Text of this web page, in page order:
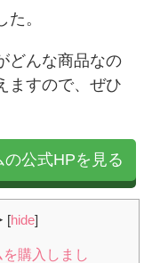
。
どんな商品なの
ますので、ぜひ
公式HPを見る
[hide]
購入しまし